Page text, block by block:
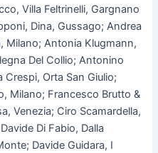
Villa Feltrinelli, Gargnano
Dina, Gussago; Andrea
Milano; Antonia Klugmann,
Del Collio; Antonino
Crespi, Orta San Giulio;
Milano; Francesco Brutto &
Venezia; Ciro Scamardella,
Di Fabio, Dalla
Davide Guidara, I